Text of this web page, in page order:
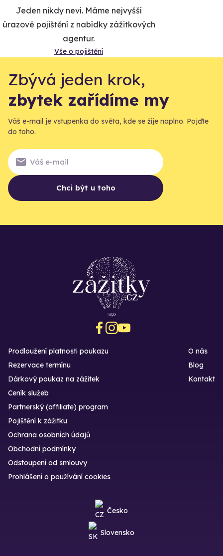
Jeden nikdy neví. Máme nejvyšší
úrazové pojištění z nabídky zážitkových
agentur.
Vše o pojištění
Zbývá jeden krok,
zbytek zařídíme my
Váš e-mail je vstupenka do světa, kde se žije naplno. Pojďte
do toho.
Chci být u toho
Prodloužení platnosti poukazu
Rezervace termínu
Dárkový poukaz na zážitek
O nás
Blog
Kontakt
Ceník služeb
Partnerský (affiliate) program
Pojištění k zážitku
Ochrana osobních údajů
Obchodní podmínky
Odstoupení od smlouvy
Prohlášení o používání cookies
Česko
Slovensko